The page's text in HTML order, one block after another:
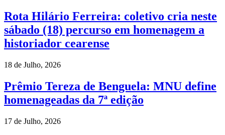
Rota Hilário Ferreira: coletivo cria neste
sábado (18) percurso em homenagem a
historiador cearense
18 de Julho, 2026
Prêmio Tereza de Benguela: MNU define
homenageadas da 7ª edição
17 de Julho, 2026